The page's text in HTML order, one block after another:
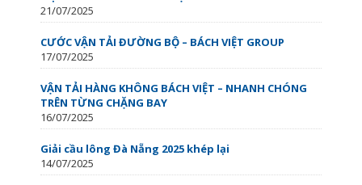
21/07/2025
CƯỚC VẬN TẢI ĐƯỜNG BỘ – BÁCH VIỆT GROUP
17/07/2025
VẬN TẢI HÀNG KHÔNG BÁCH VIỆT – NHANH CHÓNG
TRÊN TỪNG CHẶNG BAY
16/07/2025
Giải cầu lông Đà Nẵng 2025 khép lại
14/07/2025